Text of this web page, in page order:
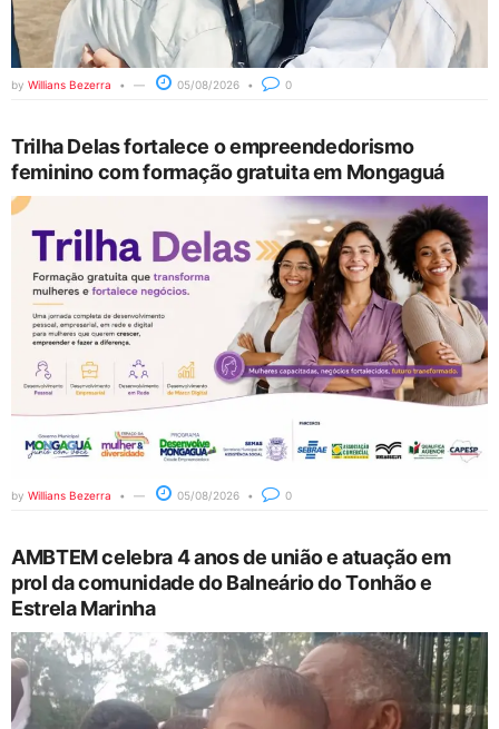
by Willians Bezerra 05/08/2026 0
Trilha Delas fortalece o empreendedorismo
feminino com formação gratuita em Mongaguá
by Willians Bezerra 05/08/2026 0
AMBTEM celebra 4 anos de união e atuação em
prol da comunidade do Balneário do Tonhão e
Estrela Marinha